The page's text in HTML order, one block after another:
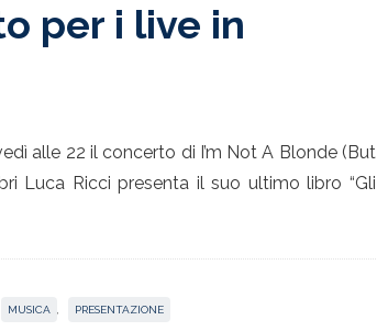
per i live in
alle 22 il concerto di I’m Not A Blonde (But
Luca Ricci presenta il suo ultimo libro “Gli
MUSICA PRESENTAZIONE